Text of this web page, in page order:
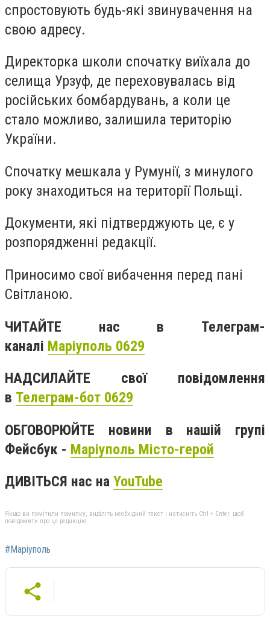
спростовують будь-які звинувачення на
свою адресу.
Директорка школи спочатку виїхала до
селища Урзуф, де переховувалась від
російських бомбардувань, а коли це
стало можливо, залишила територію
України.
Спочатку мешкала у Румунії, з минулого
року знаходиться на території Польщі.
Документи, які підтверджують це, є у
розпорядженні редакції.
Приносимо свої вибачення перед пані
Світланою.
ЧИТАЙТЕ нас в Телеграм-
каналі Маріуполь 0629
НАДСИЛАЙТЕ свої повідомлення
в Телеграм-бот 0629
ОБГОВОРЮЙТЕ новини в нашій групі
Фейсбук - Маріуполь Місто-герой
ДИВІТЬСЯ нас на YouTube
Якщо ви помітили помилку, виділіть необхідний текст і натисніть Ctrl + Enter, щоб
повідомити про це редакцію
#Маріуполь